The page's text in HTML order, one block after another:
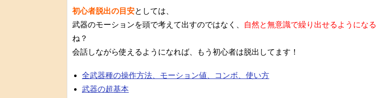
初心者脱出の目安としては、
武器のモーションを頭で考えて出すのではなく、
自然と無意識で繰り出せるようになる
ね？
会話しながら使えるようになれば、もう初心者は脱出してます！
全武器種の操作方法、モーション値、コンボ、使い方
武器の超基本